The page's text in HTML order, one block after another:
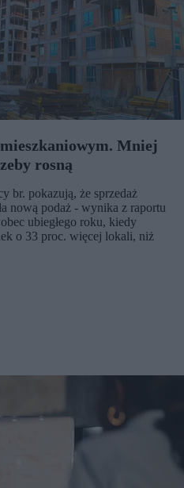
Mniej
rosną
br. pokazują, że sprzedaż
nową podaż - wynika z raportu
ubiegłego roku, kiedy
o 33 proc. więcej lokali, niż